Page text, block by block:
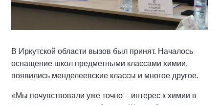
В Иркутской области вызов был принят. Началось
оснащение школ предметными классами химии,
появились менделеевские классы и многое другое.
«Мы почувствовали уже точно – интерес к химии в